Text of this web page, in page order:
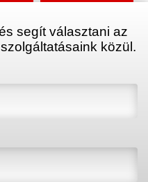
segít választani az
közül.